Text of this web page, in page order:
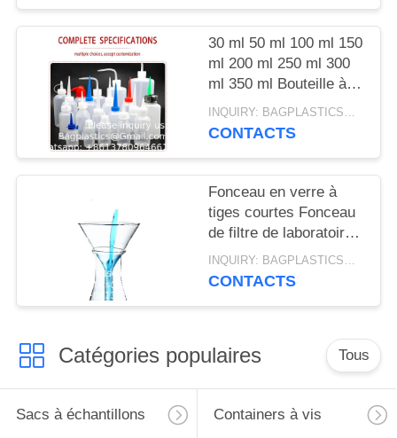
30 ml 50 ml 100 ml 150
ml 200 ml 250 ml 300
ml 350 ml Bouteille à
extrusion à dispense
industrielle
INQUIRY: BAGPLASTICS@GMAIL.COM MOQ:Je vous envoie le numéro de téléphone:
CONTACTS
Fonceau en verre à
tiges courtes Fonceau
de filtre de laboratoire
en verre borosilicate,
de 120 mm de diamètre
INQUIRY: BAGPLASTICS@GMAIL.COM MOQ:Je vous envoie le numéro de téléphone:
CONTACTS
Catégories populaires Tous
Sacs à échantillons Containers à vis